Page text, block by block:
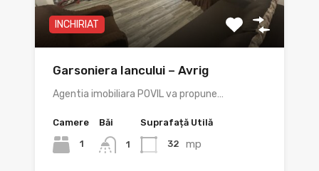
INCHIRIAT
Garsoniera Iancului – Avrig
Agentia imobiliara POVIL va propune…
Camere
1
Băi
1
Suprafață Utilă
32 mp